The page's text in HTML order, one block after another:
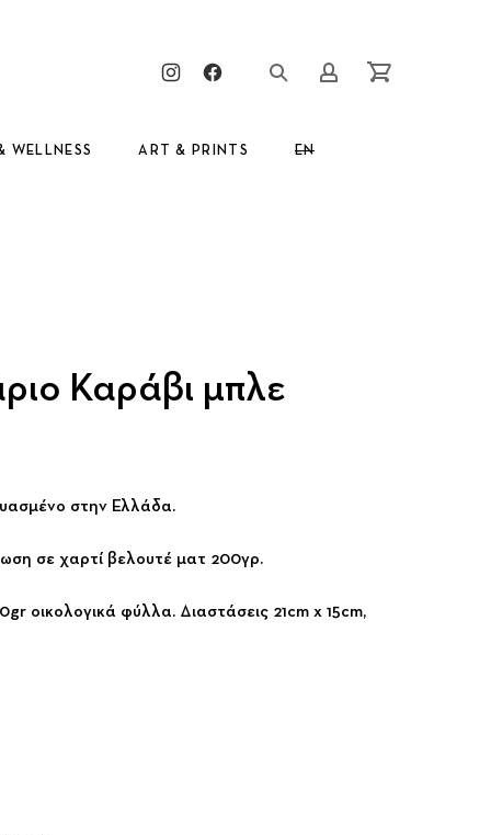
New Window
New Window
WELLNESS ART & PRINTS EN
Καράβι μπλε
στην Ελλάδα.
σε χαρτί βελουτέ ματ 200γρ.
οικολογικά φύλλα. Διαστάσεις 21cm x 15cm,